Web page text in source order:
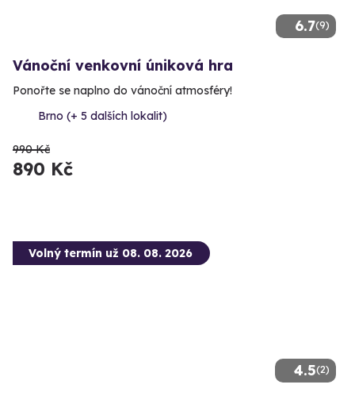
6.7(9)
Vánoční venkovní úniková hra
Ponořte se naplno do vánoční atmosféry!
Brno (+ 5 dalších lokalit)
990 Kč
890 Kč
4.5(2)
Volný termín už 08. 08. 2026